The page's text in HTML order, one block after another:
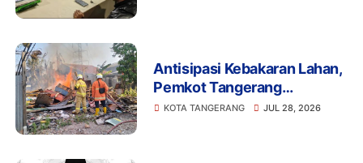
Antisipasi Kebakaran Lahan,
Pemkot Tangerang
Perintahkan RT/RW Giatkan
KOTA TANGERANG JUL 28, 2026